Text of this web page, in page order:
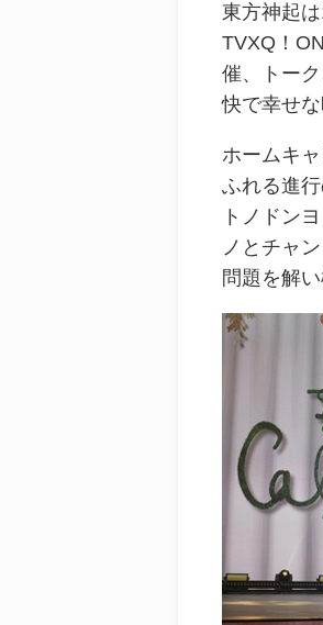
東方神起
TVXQ！
催、トー
快で幸せな
ホームキ
ふれる進
トノドン
ノとチャ
問題を解